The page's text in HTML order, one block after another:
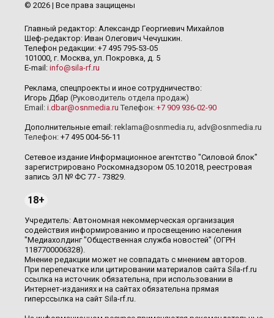
© 2026 | Все права защищены
Главный редактор: Александр Георгиевич Михайлов
Шеф-редактор: Иван Олегович Чечушкин.
Телефон редакции: +7 495 795-53-05
101000, г. Москва, ул. Покровка, д. 5
E-mail: info@sila-rf.ru
Реклама, спецпроекты и иное сотрудничество:
Игорь Дбар (Руководитель отдела продаж)
Email: i.dbar@osnmedia.ru Телефон: +7 909 936-02-90
Дополнительные email: reklama@osnmedia.ru, adv@osnmedia.ru
Телефон: +7 495 004-56-11
Сетевое издание Информационное агентство "Силовой блок"
зарегистрировано Роскомнадзором 05.10.2018, реестровая
запись ЭЛ № ФС 77 - 73829.
18+
Учредитель: Автономная некоммерческая организация
содействия информированию и просвещению населения
"Медиахолдинг "Общественная служба новостей" (ОГРН
1187700006328).
Мнение редакции может не совпадать с мнением авторов.
При перепечатке или цитировании материалов сайта Sila-rf.ru
ссылка на источник обязательна, при использовании в
Интернет-изданиях и на сайтах обязательна прямая
гиперссылка на сайт Sila-rf.ru.